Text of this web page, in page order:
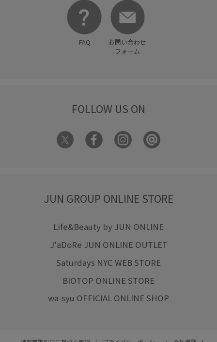
FAQ
お問い合わせ
フォーム
FOLLOW US ON
JUN GROUP ONLINE STORE
Life&Beauty by JUN ONLINE
J'aDoRe JUN ONLINE OUTLET
Saturdays NYC WEB STORE
BIOTOP ONLINE STORE
wa-syu OFFICIAL ONLINE SHOP